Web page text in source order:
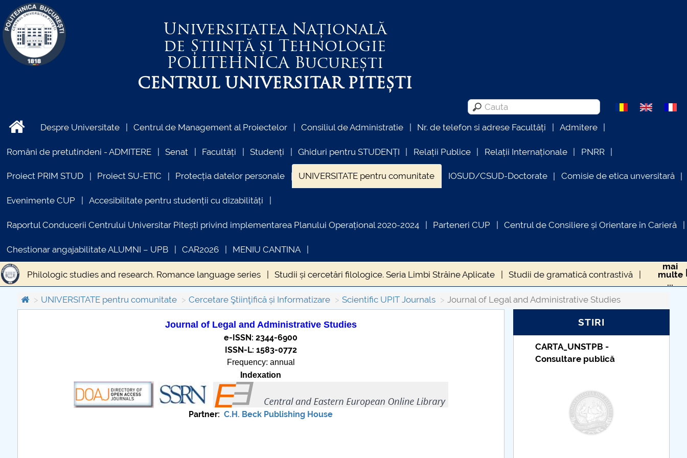
Universitatea Națională
de Știință și Tehnologie
POLITEHNICABucurești
CENTRUL UNIVERSITAR PITEȘTI
Despre Universitate Centrul de Management al Proiectelor Consiliul de Administratie Nr. de telefon si adrese Facultăți Admitere
Români de pretutindeni - ADMITERE Senat Facultăți Studenți Ghiduri pentru STUDENȚI Relații Publice Relații Internaționale PNRR
Proiect PRIM STUD Proiect SU-ETIC Protecția datelor personale UNIVERSITATE pentru comunitate IOSUD/CSUD-Doctorate Comisie de etica unversitară
Evenimente CUP Accesibilitate pentru studenții cu dizabilități
Raportul Conducerii Centrului Universitar Pitești privind implementarea Planului Operațional 2020-2024 Parteneri CUP Centrul de Consiliere și Orientare în Carieră
Chestionar angajabilitate ALUMNI – UPB CAR2026 MENIU CANTINA
Philologic studies and research. Romance language series Studii și cercetări filologice. Seria Limbi Străine Aplicate Studii de gramatică contrastivă
Buletinul Stiintific seria AR Natural Science Electronics and Computers Science JEEECCS Journal of Legal and Administrative Studies
Scientific Bulletin-Economic Sciences
mai
multe
...
UNIVERSITATE pentru comunitate
Cercetare Ştiinţifică și Informatizare Scientific UPIT Journals Journal of Legal and Administrative Studies
Journal of Legal and Administrative Studies
e-ISSN: 2344-6900
ISSN-L: 1583-0772
Frequency: annual
Indexation
Partner:C.H. Beck Publishing House
STIRI
INFORMATII ACTE STUDII
Taxe de școlarizare
indexate – Centrul